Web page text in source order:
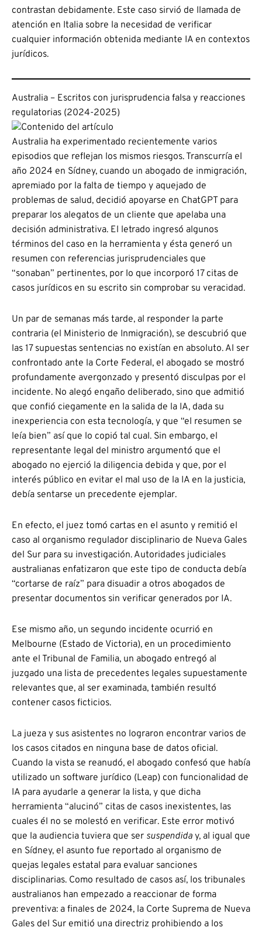
contrastan debidamente. Este caso sirvió de llamada de
atención en Italia sobre la necesidad de verificar
cualquier información obtenida mediante IA en contextos
jurídicos.
Australia – Escritos con jurisprudencia falsa y reacciones
regulatorias (2024-2025)
Australia ha experimentado recientemente varios
episodios que reflejan los mismos riesgos. Transcurría el
año 2024 en Sídney, cuando un abogado de inmigración,
apremiado por la falta de tiempo y aquejado de
problemas de salud, decidió apoyarse en ChatGPT para
preparar los alegatos de un cliente que apelaba una
decisión administrativa. El letrado ingresó algunos
términos del caso en la herramienta y ésta generó un
resumen con referencias jurisprudenciales que
“sonaban” pertinentes, por lo que incorporó 17 citas de
casos jurídicos en su escrito sin comprobar su veracidad.
Un par de semanas más tarde, al responder la parte
contraria (el Ministerio de Inmigración), se descubrió que
las 17 supuestas sentencias no existían en absoluto. Al ser
confrontado ante la Corte Federal, el abogado se mostró
profundamente avergonzado y presentó disculpas por el
incidente. No alegó engaño deliberado, sino que admitió
que confió ciegamente en la salida de la IA, dada su
inexperiencia con esta tecnología, y que “el resumen se
leía bien” así que lo copió tal cual. Sin embargo, el
representante legal del ministro argumentó que el
abogado no ejerció la diligencia debida y que, por el
interés público en evitar el mal uso de la IA en la justicia,
debía sentarse un precedente ejemplar.
En efecto, el juez tomó cartas en el asunto y remitió el
caso al organismo regulador disciplinario de Nueva Gales
del Sur para su investigación. Autoridades judiciales
australianas enfatizaron que este tipo de conducta debía
“cortarse de raíz” para disuadir a otros abogados de
presentar documentos sin verificar generados por IA.
Ese mismo año, un segundo incidente ocurrió en
Melbourne (Estado de Victoria), en un procedimiento
ante el Tribunal de Familia, un abogado entregó al
juzgado una lista de precedentes legales supuestamente
relevantes que, al ser examinada, también resultó
contener casos ficticios.
La jueza y sus asistentes no lograron encontrar varios de
los casos citados en ninguna base de datos oficial.
Cuando la vista se reanudó, el abogado confesó que había
utilizado un software jurídico (Leap) con funcionalidad de
IA para ayudarle a generar la lista, y que dicha
herramienta “alucinó” citas de casos inexistentes, las
cuales él no se molestó en verificar. Este error motivó
que la audiencia tuviera que ser suspendida y, al igual que
en Sídney, el asunto fue reportado al organismo de
quejas legales estatal para evaluar sanciones
disciplinarias. Como resultado de casos así, los tribunales
australianos han empezado a reaccionar de forma
preventiva: a finales de 2024, la Corte Suprema de Nueva
Gales del Sur emitió una directriz prohibiendo a los